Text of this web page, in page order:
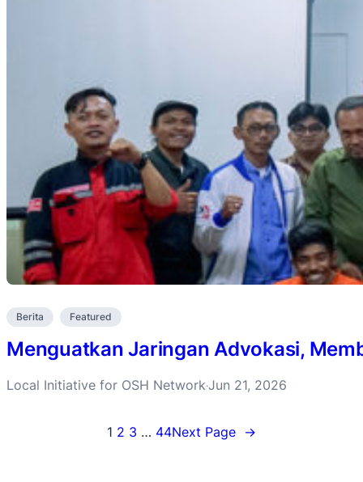
Berita Featured
Menguatkan Jaringan Advokasi,
Local Initiative for OSH Network·Jun 21, 2026
1 2 3 … 44Next Page →